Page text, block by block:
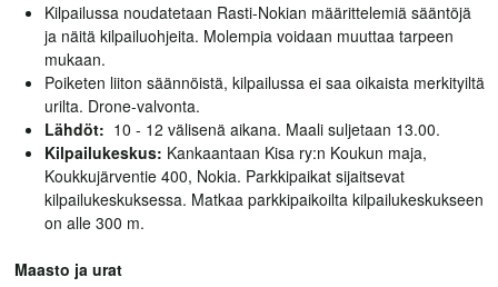
Kilpailussa noudatetaan Rasti-Nokian määrittelemiä sääntöjä
ja näitä kilpailuohjeita. Molempia voidaan muuttaa tarpeen
mukaan.
Poiketen liiton säännöistä, kilpailussa ei saa oikaista merkityiltä
urilta. Drone-valvonta.
Lähdöt: 10 - 12 välisenä aikana. Maali suljetaan 13.00.
Kilpailukeskus: Kankaantaan Kisa ry:n Koukun maja,
Koukkujärventie 400, Nokia. Parkkipaikat sijaitsevat
kilpailukeskuksessa. Matkaa parkkipaikoilta kilpailukeskukseen
on alle 300 m.
Maasto ja urat